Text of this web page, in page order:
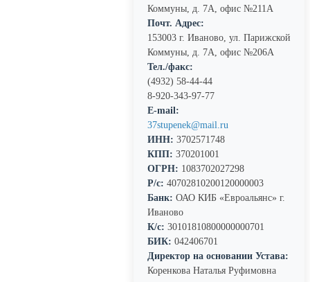
Коммуны, д. 7А, офис №211А
Почт. Адрес:
153003 г. Иваново, ул. Парижской
Коммуны, д. 7А, офис №206А
Тел./факс:
(4932) 58-44-44
8-920-343-97-77
E-mail:
37stupenek@mail.ru
ИНН: 3702571748
КПП: 370201001
ОГРН: 1083702027298
Р/с: 40702810200120000003
Банк: ОАО КИБ «Евроальянс» г.
Иваново
К/с: 30101810800000000701
БИК: 042406701
Директор на основании Устава:
Коренкова Наталья Руфимовна